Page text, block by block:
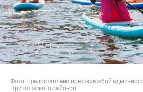
Фото: предоставлено пресс-службой
Приволжского районов